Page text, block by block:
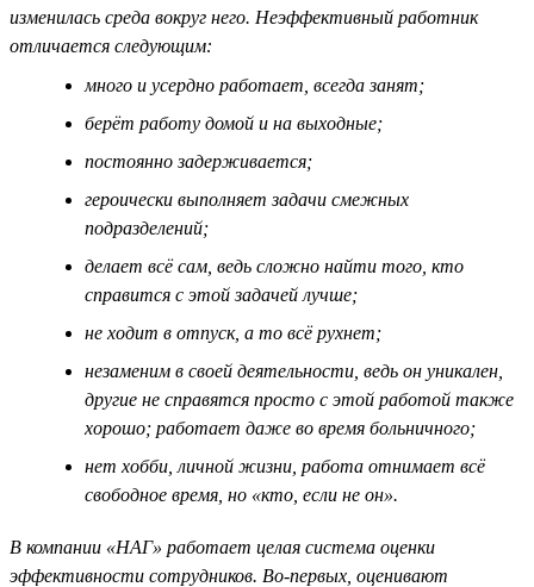
изменилась среда вокруг него. Неэффективный работник
отличается следующим:
много и усердно работает, всегда занят;
берёт работу домой и на выходные;
постоянно задерживается;
героически выполняет задачи смежных
подразделений;
делает всё сам, ведь сложно найти того, кто
справится с этой задачей лучше;
не ходит в отпуск, а то всё рухнет;
незаменим в своей деятельности, ведь он уникален,
другие не справятся просто с этой работой также
хорошо; работает даже во время больничного;
нет хобби, личной жизни, работа отнимает всё
свободное время, но «кто, если не он».
В компании «НАГ» работает целая система оценки
эффективности сотрудников. Во-первых, оценивают